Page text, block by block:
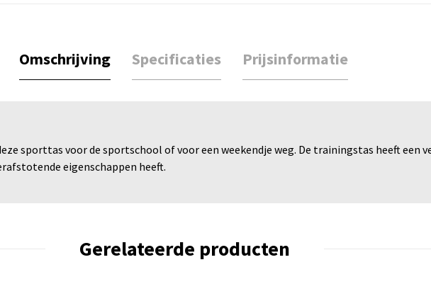
Omschrijving Specificaties Prijsinformatie
sporttas voor de sportschool of voor een weekendje weg. De trainingstas heeft een
eigenschappen heeft.
Gerelateerde producten